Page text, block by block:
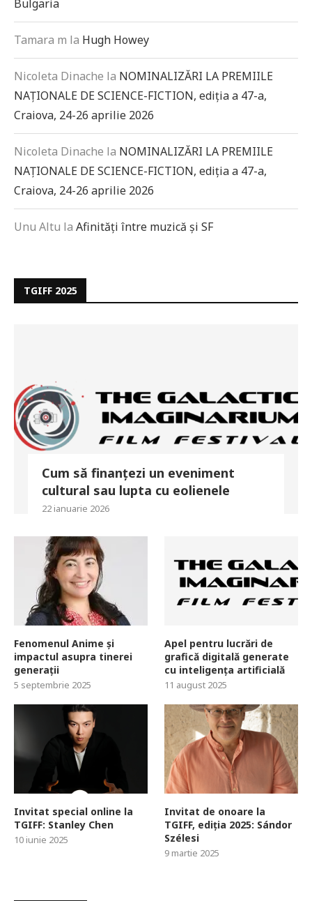
Bulgaria
Tamara m la Hugh Howey
Nicoleta Dinache la NOMINALIZĂRI LA PREMIILE
NAȚIONALE DE SCIENCE-FICTION, ediția a 47-a,
Craiova, 24-26 aprilie 2026
Nicoleta Dinache la NOMINALIZĂRI LA PREMIILE
NAȚIONALE DE SCIENCE-FICTION, ediția a 47-a,
Craiova, 24-26 aprilie 2026
Unu Altu la Afinități între muzică și SF
TGIFF 2025
Cum să finanțezi un eveniment
cultural sau lupta cu eolienele
22 ianuarie 2026
Fenomenul Anime și
impactul asupra tinerei
generații
5 septembrie 2025
Apel pentru lucrări de
grafică digitală generate
cu inteligența artificială
11 august 2025
Invitat special online la
TGIFF: Stanley Chen
10 iunie 2025
Invitat de onoare la
TGIFF, ediția 2025: Sándor
Szélesi
9 martie 2025